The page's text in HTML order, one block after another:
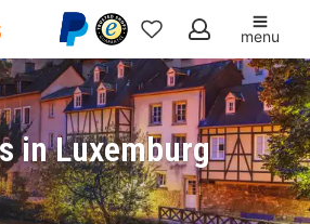
Meine
Favoriten
menu
in Luxemburg